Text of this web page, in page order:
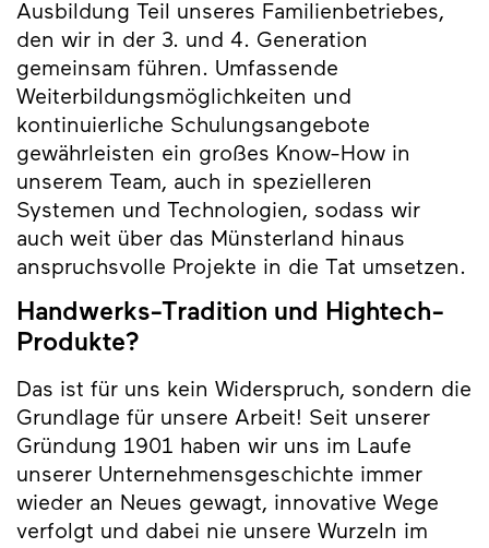
Ausbildung Teil unseres Familienbetriebes,
den wir in der 3. und 4. Generation
gemeinsam führen. Umfassende
Weiterbildungsmöglichkeiten und
kontinuierliche Schulungsangebote
gewährleisten ein großes Know-How in
unserem Team, auch in spezielleren
Systemen und Technologien, sodass wir
auch weit über das Münsterland hinaus
anspruchsvolle Projekte in die Tat umsetzen.
Handwerks-Tradition und Hightech-
Produkte?
Das ist für uns kein Widerspruch, sondern die
Grundlage für unsere Arbeit! Seit unserer
Gründung 1901 haben wir uns im Laufe
unserer Unternehmensgeschichte immer
wieder an Neues gewagt, innovative Wege
verfolgt und dabei nie unsere Wurzeln im